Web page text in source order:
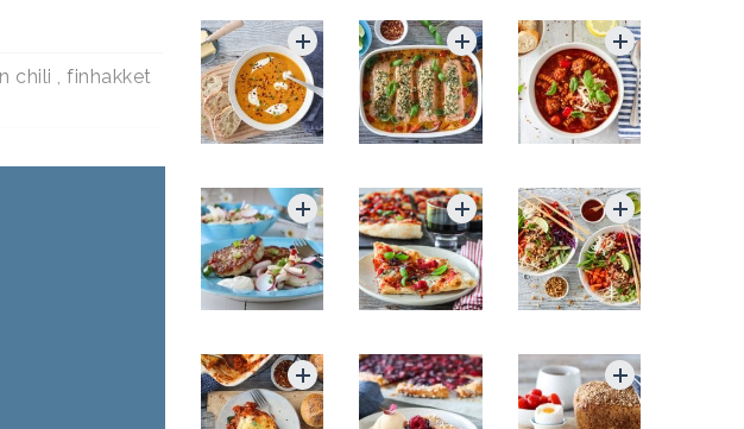
chili , finhakket